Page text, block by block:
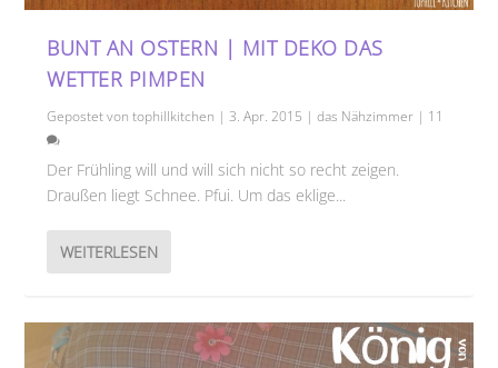
BUNT AN OSTERN | MIT DEKO DAS
WETTER PIMPEN
Gepostet vontophillkitchen |3. Apr. 2015 |das Nähzimmer | 11
Der Frühling will und will sich nicht so recht zeigen.
Draußen liegt Schnee. Pfui. Um das eklige...
WEITERLESEN